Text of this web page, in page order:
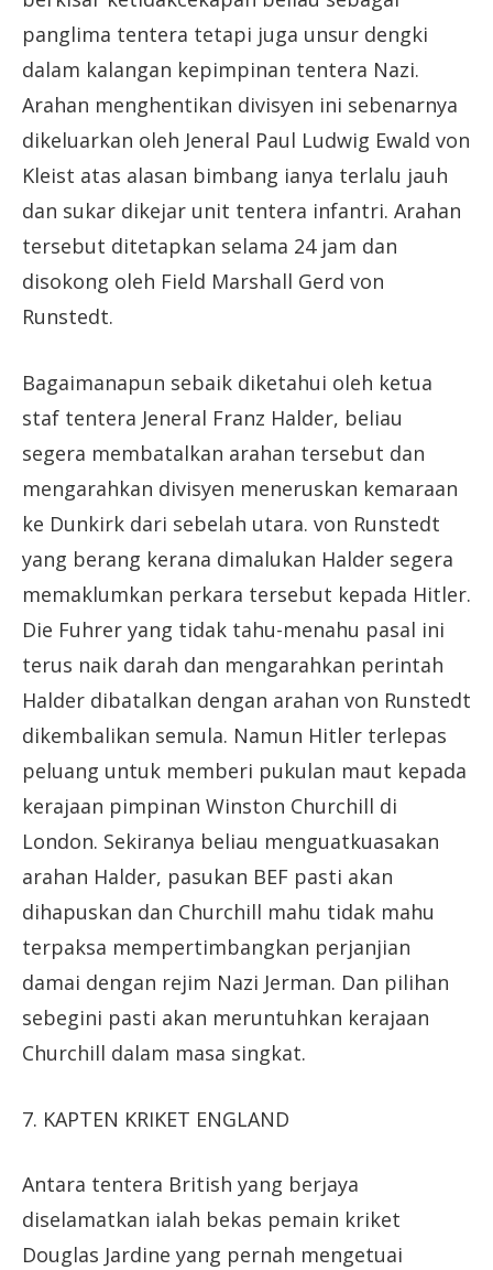
panglima tentera tetapi juga unsur dengki
dalam kalangan kepimpinan tentera Nazi.
Arahan menghentikan divisyen ini sebenarnya
dikeluarkan oleh Jeneral Paul Ludwig Ewald von
Kleist atas alasan bimbang ianya terlalu jauh
dan sukar dikejar unit tentera infantri. Arahan
tersebut ditetapkan selama 24 jam dan
disokong oleh Field Marshall Gerd von
Runstedt.
Bagaimanapun sebaik diketahui oleh ketua
staf tentera Jeneral Franz Halder, beliau
segera membatalkan arahan tersebut dan
mengarahkan divisyen meneruskan kemaraan
ke Dunkirk dari sebelah utara. von Runstedt
yang berang kerana dimalukan Halder segera
memaklumkan perkara tersebut kepada Hitler.
Die Fuhrer yang tidak tahu-menahu pasal ini
terus naik darah dan mengarahkan perintah
Halder dibatalkan dengan arahan von Runstedt
dikembalikan semula. Namun Hitler terlepas
peluang untuk memberi pukulan maut kepada
kerajaan pimpinan Winston Churchill di
London. Sekiranya beliau menguatkuasakan
arahan Halder, pasukan BEF pasti akan
dihapuskan dan Churchill mahu tidak mahu
terpaksa mempertimbangkan perjanjian
damai dengan rejim Nazi Jerman. Dan pilihan
sebegini pasti akan meruntuhkan kerajaan
Churchill dalam masa singkat.
7. KAPTEN KRIKET ENGLAND
Antara tentera British yang berjaya
diselamatkan ialah bekas pemain kriket
Douglas Jardine yang pernah mengetuai